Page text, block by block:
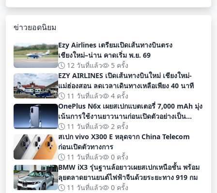
ข่าวยอดนิยม
Ezy Airlines เตรียมเปิดเส้นทางบินตรง
เชียงใหม่–น่าน คาดเริ่ม พ.ย. 69
12 วันที่แล้ว
5 ครั้ง
EZY AIRLINES เปิดเส้นทางบินใหม่ เชียงใหม่-
แม่ฮ่องสอน ลดเวลาเดินทางเหลือเพียง 40 นาที
11 วันที่แล้ว
4 ครั้ง
OnePlus N6x เผยสเปกแบตเตอรี่ 7,000 mAh มุ่ง
เน้นการใช้งานยาวนานก่อนเปิดตัวอย่างเป็น
ทางการ
11 วันที่แล้ว
2 ครั้ง
สเปก vivo X300 E หลุดจาก China Telecom
ก่อนเปิดตัวทางการ
11 วันที่แล้ว
0 ครั้ง
BMW iX3 รุ่นฐานล้อยาวเผยสเปกเหนือชั้น พร้อม
ลุยตลาดยานยนต์ไฟฟ้าจีนด้วยระยะทาง 919 กม
11 วันที่แล้ว
0 ครั้ง